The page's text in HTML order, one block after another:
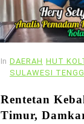
In DAERAH HUT
SULAWESI
Rentetan
Timur,